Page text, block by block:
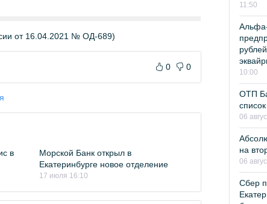
от 16.04.2021 № ОД-689)
0 0
в
Морской Банк открыл в
Екатеринбурге новое отделение
17 июля 16:10
11:50
10:00
ОТП
06
на
06
Сбер